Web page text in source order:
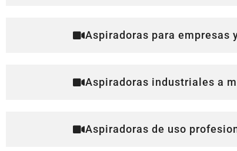
Aspiradoras para empresas
Aspiradoras industriales a
Aspiradoras de uso